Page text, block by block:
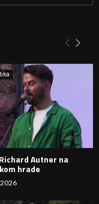
Y
H
D
Autner na
hrade